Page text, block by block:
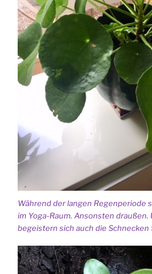
Während der langen Regenperiode
im Yoga-Raum. Ansonsten draußen.
begeistern sich auch die Schnecken